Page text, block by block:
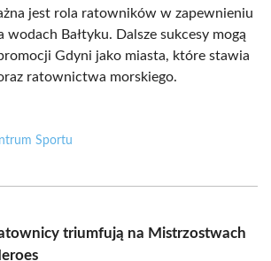
jest rola ratowników w zapewnieniu
wodach Bałtyku. Dalsze sukcesy mogą
Gdyni jako miasta, które stawia
ratownictwa morskiego.
Sportu
triumfują na Mistrzostwach